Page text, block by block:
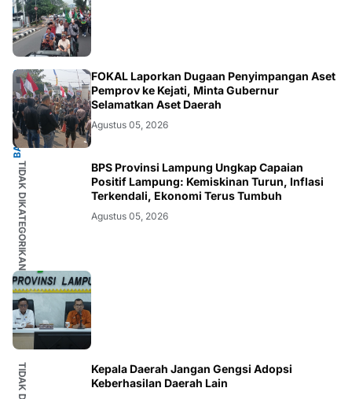
BANDARLAMPUNG
FOKAL Laporkan Dugaan Penyimpangan Aset
Pemprov ke Kejati, Minta Gubernur
Selamatkan Aset Daerah
Agustus 05, 2026
TIDAK DIKATEGORIKAN
BPS Provinsi Lampung Ungkap Capaian
Positif Lampung: Kemiskinan Turun, Inflasi
Terkendali, Ekonomi Terus Tumbuh
Agustus 05, 2026
Kepala Daerah Jangan Gengsi Adopsi
Keberhasilan Daerah Lain